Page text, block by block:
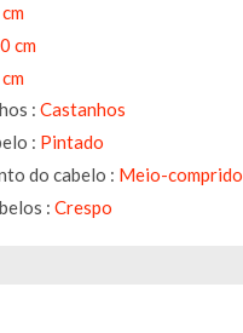
cm
: Castanhos
: Pintado
do cabelo : Meio-comprido
: Crespo